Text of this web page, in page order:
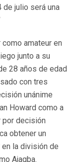
de julio será una
amateur en
junto a su
28 años de edad
con tres
unánime
Howard como a
por decisión
obtener un
la división de
Ajagba.